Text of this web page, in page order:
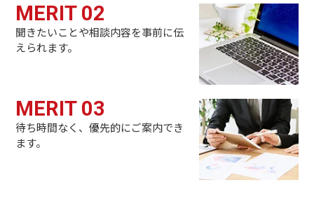
MERIT 02
聞きたいことや相談内容を事前に伝
えられます。
MERIT 03
待ち時間なく、優先的にご案内でき
ます。